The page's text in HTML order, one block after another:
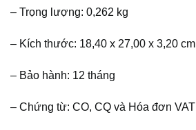
– Trọng lượng: 0,262 kg
– Kích thước: 18,40 x 27,00 x 3,20 cm
– Bảo hành: 12 tháng
– Chứng từ: CO, CQ và Hóa đơn VAT